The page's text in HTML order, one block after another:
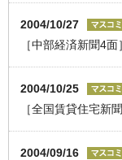
2004/10/27
［中部経済新聞4
2004/10/25
［全国賃貸住宅新
2004/09/16